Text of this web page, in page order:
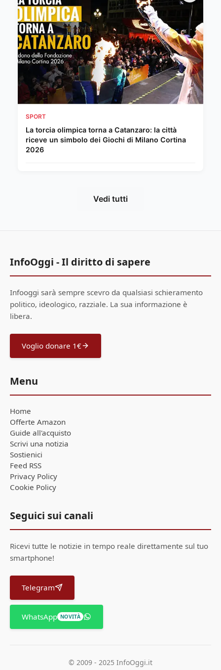
SPORT
La torcia olimpica torna a Catanzaro: la città
riceve un simbolo dei Giochi di Milano Cortina
2026
Vedi tutti
InfoOggi - Il diritto di sapere
Infooggi sarà sempre scevro da qualsiasi schieramento
politico, ideologico, razziale. La sua informazione è
libera.
Voglio donare 1€
Menu
Home
Offerte Amazon
Guide all'acquisto
Scrivi una notizia
Sostienici
Feed RSS
Privacy Policy
Cookie Policy
Seguici sui canali
Ricevi tutte le notizie in tempo reale direttamente sul tuo
smartphone!
Telegram
WhatsApp NOVITÀ
© 2009 - 2025 InfoOggi.it